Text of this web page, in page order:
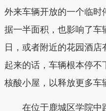
外来车辆开放的一个临时
据一半面积，也影响了车
日，或者附近的花园酒
起来的话，车辆根本停不
核酸小屋，以释放更多车
在位于鹿城区学院中